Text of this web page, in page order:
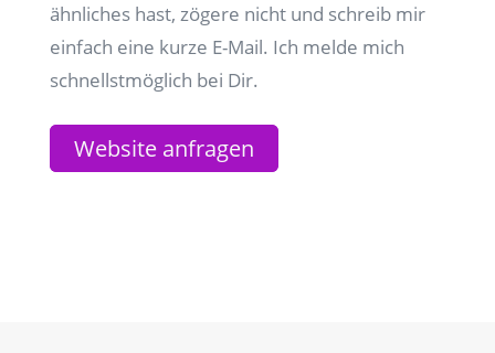
ähnliches hast, zögere nicht und schreib mir
einfach eine kurze E-Mail. Ich melde mich
schnellstmöglich bei Dir.
Website anfragen